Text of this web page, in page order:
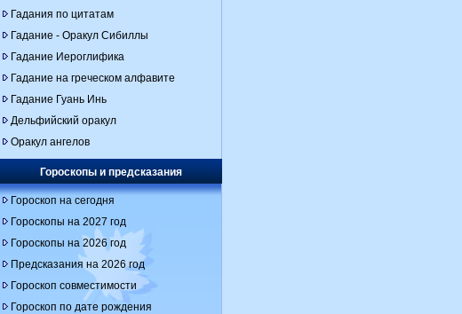
Гадания по цитатам
Гадание - Оракул Сибиллы
Гадание Иероглифика
Гадание на греческом алфавите
Гадание Гуань Инь
Дельфийский оракул
Оракул ангелов
Гороскопы и предсказания
Гороскоп на сегодня
Гороскопы на 2027 год
Гороскопы на 2026 год
Предсказания на 2026 год
Гороскоп совместимости
Гороскоп по дате рождения